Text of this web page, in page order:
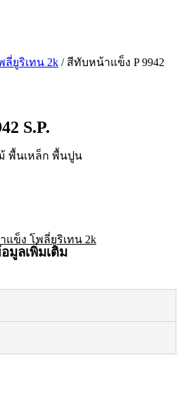
ยูริเทน 2k / สีทับหน้าแข็ง P 9942
S.P.
พื้นเหล็ก พื้นปูน
แข็ง โพลี่ยูริเทน 2k
มูลเพิ่มเติม